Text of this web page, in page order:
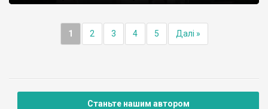
1 2 3 4 5 Далі »
Станьте нашим автором